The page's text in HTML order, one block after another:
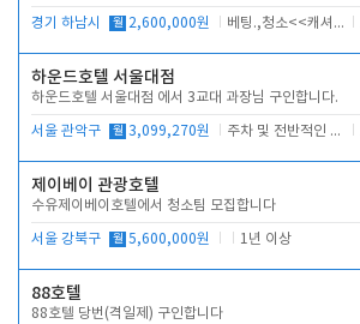
경기 하남시 월 2,600,000원 베팅.,청소<<캐셔 모셔봅니다.
하운드호텔 서울대점
하운드호텔 서울대점 에서 3교대 과장님 구인합니다.
서울 관악구 월 3,099,270원 주차 및 전반적인 당번업무
제이베이 관광호텔
수유제이베이호텔에서 청소팀 모집합니다
서울 강북구 월 5,600,000원 1년 이상
88호텔
88호텔 당번(격일제) 구인합니다